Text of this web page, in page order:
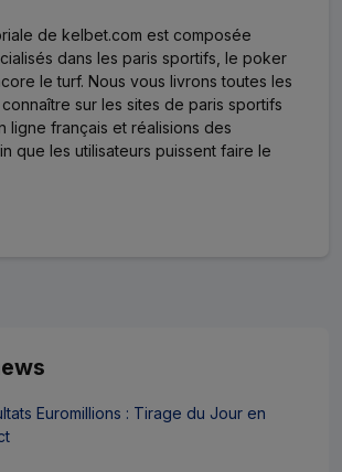
de kelbet.com est composée
dans les paris sportifs, le poker
le turf. Nous vous livrons toutes les
sur les sites de paris sportifs
ligne français et réalisions des
que les utilisateurs puissent faire le
Euromillions : Tirage du Jour en